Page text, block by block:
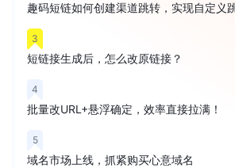
趣码短链如何创建渠道跳转，实现自定义
3
短链接生成后，怎么改原链接？
4
批量改URL+悬浮确定，效率直接拉满！
5
域名市场上线，抓紧购买心意域名